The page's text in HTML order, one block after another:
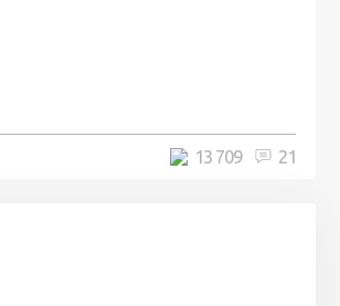
21
13 709